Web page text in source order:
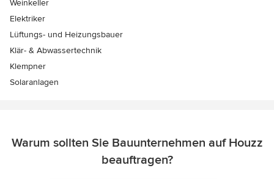
Weinkeller
Elektriker
Lüftungs- und Heizungsbauer
Klär- & Abwassertechnik
Klempner
Solaranlagen
Warum sollten Sie Bauunternehmen auf Houzz
beauftragen?